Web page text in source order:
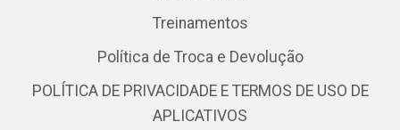
Treinamentos
Política de Troca e Devolução
POLÍTICA DE PRIVACIDADE E TERMOS DE USO DE
APLICATIVOS